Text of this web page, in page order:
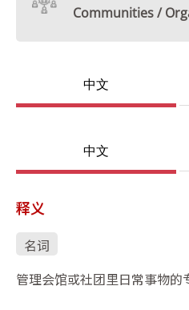
Communities /
中文
中文
释义
名词
管理会馆或社团里日常事物的